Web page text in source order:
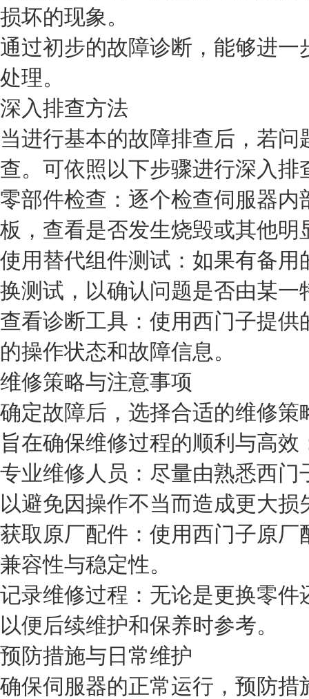
损坏的现象。
通过初步的故障诊断，能够进
处理。
深入排查方法
当进行基本的故障排查后，若
查。可依照以下步骤进行深入排
零部件检查：逐个检查伺服器
板，查看是否发生烧毁或其他明
使用替代组件测试：如果有备
换测试，以确认问题是否由某一
查看诊断工具：使用西门子提
的操作状态和故障信息。
维修策略与注意事项
确定故障后，选择合适的维修
旨在确保维修过程的顺利与高效
专业维修人员：尽量由熟悉西
以避免因操作不当而造成更大损
获取原厂配件：使用西门子原
兼容性与稳定性。
记录维修过程：无论是更换零
以便后续维护和保养时参考。
预防措施与日常维护
确保伺服器的正常运行，预防